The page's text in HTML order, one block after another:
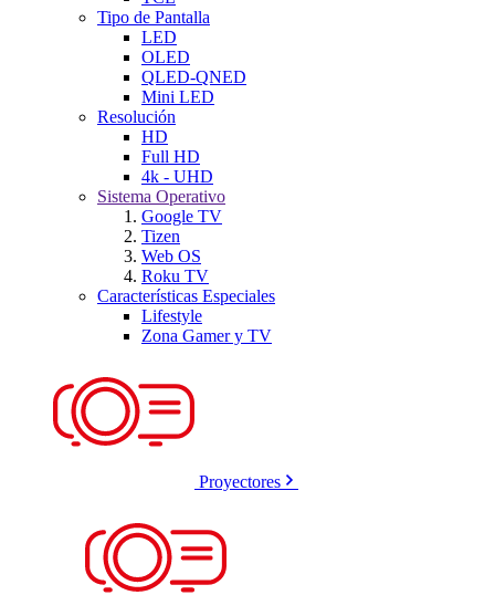
Tipo de Pantalla
LED
OLED
QLED-QNED
Mini LED
Resolución
HD
Full HD
4k - UHD
Sistema Operativo
Google TV
Tizen
Web OS
Roku TV
Características Especiales
Lifestyle
Zona Gamer y TV
Proyectores